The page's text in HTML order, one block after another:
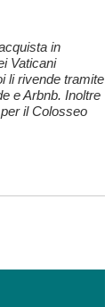
in
Vaticani
li rivende tramite
e Arbnb. Inoltre
il Colosseo